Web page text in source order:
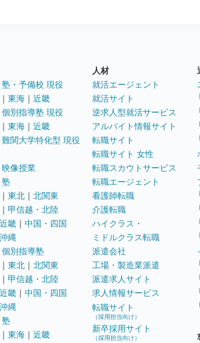
・予備校 現役
｜ 東海 ｜ 近畿
別指導塾 現役
｜ 東海 ｜ 近畿
関大学特化型 現役
像授業
塾
｜ 東北 ｜ 北関東
｜ 甲信越・北陸
近畿 ｜ 中国・四国
縄
別指導塾
｜ 東北 ｜ 北関東
｜ 甲信越・北陸
近畿 ｜ 中国・四国
縄
塾
｜ 東海 ｜ 近畿
人材
就活エージェント
就活サイト
逆求人型就活サービス
アルバイト情報サイト
転職サイト
転職サイト 女性
転職スカウトサービス
転職エージェント
看護師転職
介護転職
ハイクラス・
ミドルクラス転職
派遣会社
工場・製造業派遣
派遣求人サイト
求人情報サービス
転職サイト
（採用担当向け）
新卒採用サイト
（採用担当向け）